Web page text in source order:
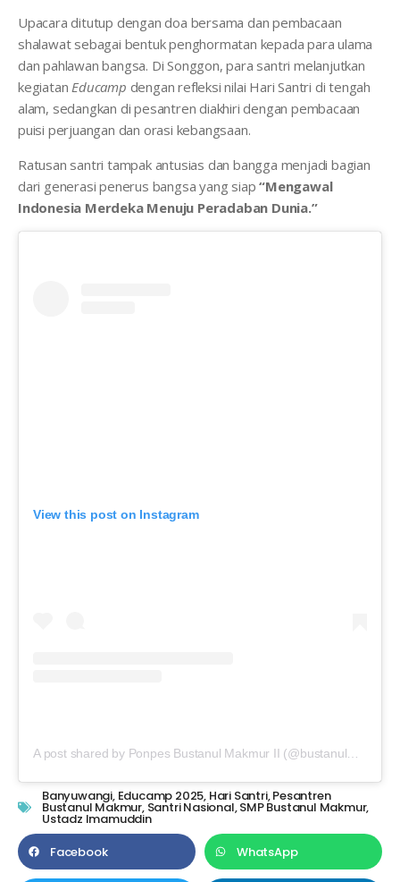
Upacara ditutup dengan doa bersama dan pembacaan
shalawat sebagai bentuk penghormatan kepada para ulama
dan pahlawan bangsa. Di Songgon, para santri melanjutkan
kegiatan Educamp dengan refleksi nilai Hari Santri di tengah
alam, sedangkan di pesantren diakhiri dengan pembacaan
puisi perjuangan dan orasi kebangsaan.
Ratusan santri tampak antusias dan bangga menjadi bagian
dari generasi penerus bangsa yang siap“Mengawal
Indonesia Merdeka Menuju Peradaban Dunia.”
View this post on Instagram
Banyuwangi, Educamp 2025, Hari Santri,Pesantren
Bustanul Makmur, Santri Nasional,SMP Bustanul Makmur,
Ustadz Imamuddin
Facebook
WhatsApp